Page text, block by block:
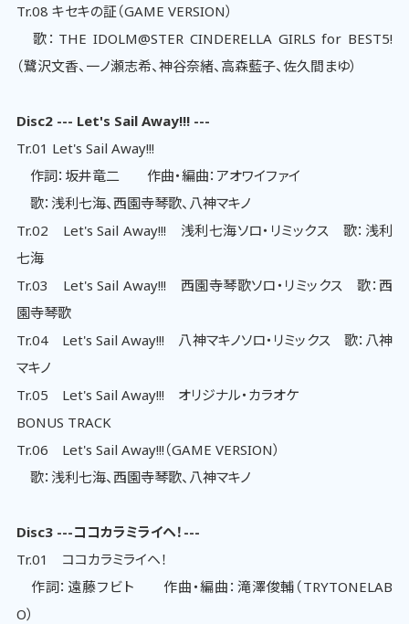
Tr.08 キセキの証（GAME VERSION）
歌：THE IDOLM@STER CINDERELLA GIRLS for BEST5!
（鷺沢文香、一ノ瀬志希、神谷奈緒、高森藍子、佐久間まゆ）
Disc2 --- Let's Sail Away!!! ---
Tr.01 Let's Sail Away!!!
作詞：坂井竜二 作曲・編曲：アオワイファイ
歌：浅利七海、西園寺琴歌、八神マキノ
Tr.02 Let's Sail Away!!! 浅利七海ソロ・リミックス 歌：浅利
七海
Tr.03 Let's Sail Away!!! 西園寺琴歌ソロ・リミックス 歌：西
園寺琴歌
Tr.04 Let's Sail Away!!! 八神マキノソロ・リミックス 歌：八神
マキノ
Tr.05 Let's Sail Away!!! オリジナル・カラオケ
BONUS TRACK
Tr.06 Let's Sail Away!!!（GAME VERSION）
歌：浅利七海、西園寺琴歌、八神マキノ
Disc3 ---ココカラミライヘ！---
Tr.01 ココカラミライヘ！
作詞：遠藤フビト 作曲・編曲：滝澤俊輔（TRYTONELAB
O）